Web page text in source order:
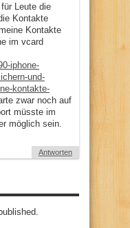
Leute die
Kontakte
Kontakte
im vcard
iphone-
und-
kontakte-
zwar noch auf
müsste im
möglich sein.
Antworten